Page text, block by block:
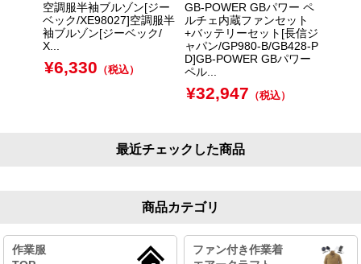
空調服半袖ブルゾン[ジー
ベック/XE98027]空調服半
袖ブルゾン[ジーベック/
X...
¥6,330 （税込）
GB-POWER GBパワー ペ
ルチェ内蔵ファンセット
+バッテリーセット[長信ジ
ャパン/GP980-B/GB428-P
D]GB-POWER GBパワー
ペル...
¥32,947 （税込）
最近チェックした商品
商品カテゴリ
作業服
ファン付き作業着